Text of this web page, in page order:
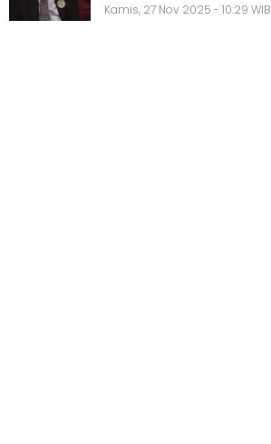
Kamis, 27 Nov 2025 - 10:29 WIB